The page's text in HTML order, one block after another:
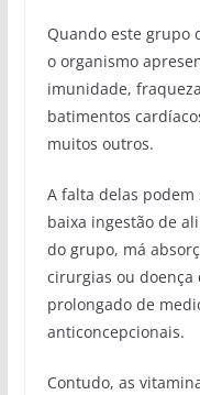
Quando este grupo
o organismo
imunidade,
batimentos
muitos outros.
A falta delas
baixa ingestão de
do grupo, má
cirurgias ou doença
prolongado de
anticoncepcionais.
Contudo, as